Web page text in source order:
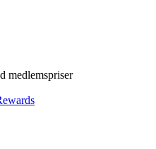
medlemspriser